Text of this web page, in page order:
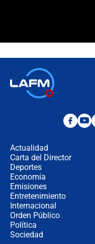
Actualidad
Carta del Director
Deportes
Economía
Emisiones
Entretenimiento
Internacional
Orden Público
Política
Sociedad